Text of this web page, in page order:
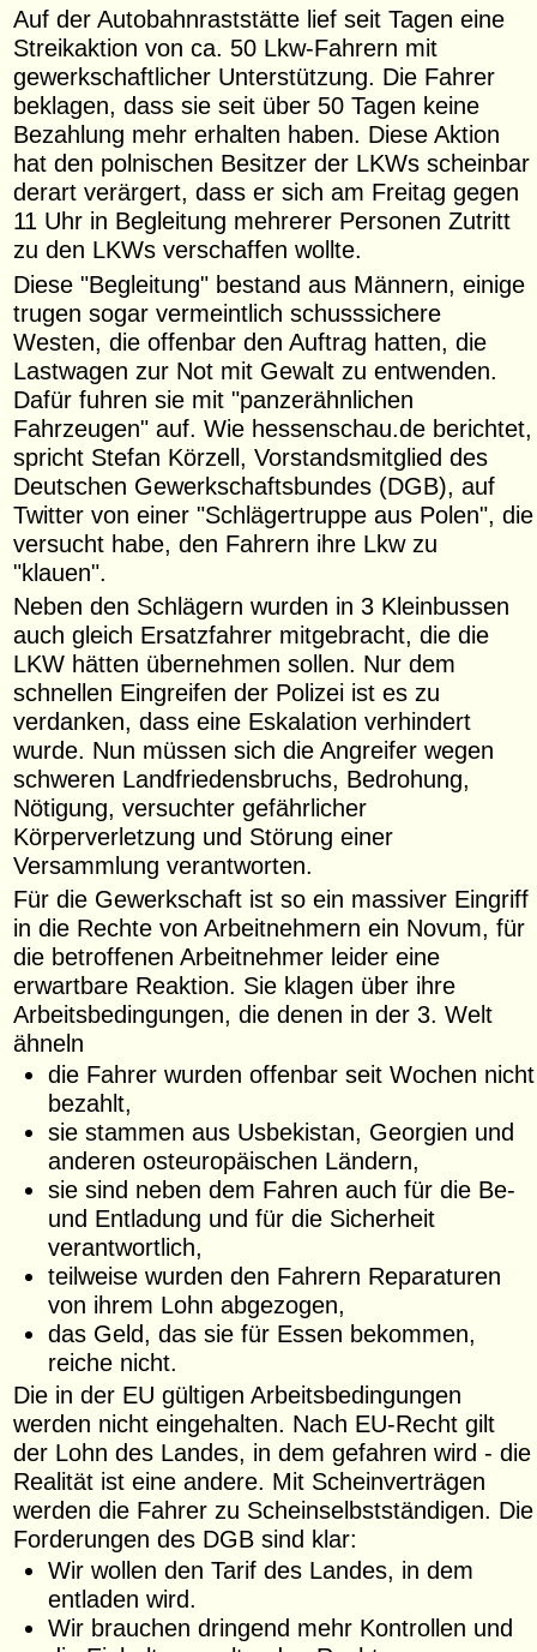
Auf der Autobahnraststätte lief seit Tagen eine
Streikaktion von ca. 50 Lkw-Fahrern mit
gewerkschaftlicher Unterstützung. Die Fahrer
beklagen, dass sie seit über 50 Tagen keine
Bezahlung mehr erhalten haben. Diese Aktion
hat den polnischen Besitzer der LKWs scheinbar
derart verärgert, dass er sich am Freitag gegen
11 Uhr in Begleitung mehrerer Personen Zutritt
zu den LKWs verschaffen wollte.
Diese "Begleitung" bestand aus Männern, einige
trugen sogar vermeintlich schusssichere
Westen, die offenbar den Auftrag hatten, die
Lastwagen zur Not mit Gewalt zu entwenden.
Dafür fuhren sie mit "panzerähnlichen
Fahrzeugen" auf. Wie hessenschau.de berichtet,
spricht Stefan Körzell, Vorstandsmitglied des
Deutschen Gewerkschaftsbundes (DGB), auf
Twitter von einer "Schlägertruppe aus Polen", die
versucht habe, den Fahrern ihre Lkw zu
"klauen".
Neben den Schlägern wurden in 3 Kleinbussen
auch gleich Ersatzfahrer mitgebracht, die die
LKW hätten übernehmen sollen. Nur dem
schnellen Eingreifen der Polizei ist es zu
verdanken, dass eine Eskalation verhindert
wurde. Nun müssen sich die Angreifer wegen
schweren Landfriedensbruchs, Bedrohung,
Nötigung, versuchter gefährlicher
Körperverletzung und Störung einer
Versammlung verantworten.
Für die Gewerkschaft ist so ein massiver Eingriff
in die Rechte von Arbeitnehmern ein Novum, für
die betroffenen Arbeitnehmer leider eine
erwartbare Reaktion. Sie klagen über ihre
Arbeitsbedingungen, die denen in der 3. Welt
ähneln
die Fahrer wurden offenbar seit Wochen nicht
bezahlt,
sie stammen aus Usbekistan, Georgien und
anderen osteuropäischen Ländern,
sie sind neben dem Fahren auch für die Be-
und Entladung und für die Sicherheit
verantwortlich,
teilweise wurden den Fahrern Reparaturen
von ihrem Lohn abgezogen,
das Geld, das sie für Essen bekommen,
reiche nicht.
Die in der EU gültigen Arbeitsbedingungen
werden nicht eingehalten. Nach EU-Recht gilt
der Lohn des Landes, in dem gefahren wird - die
Realität ist eine andere. Mit Scheinverträgen
werden die Fahrer zu Scheinselbstständigen. Die
Forderungen des DGB sind klar:
Wir wollen den Tarif des Landes, in dem
entladen wird.
Wir brauchen dringend mehr Kontrollen und